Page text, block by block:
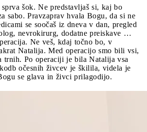
šok. Ne predstavljaš si, kaj bo
sabo. Pravzaprav hvala Bogu, da si ne
se soočaš iz dneva v dan, pregled
nevrokirurg, dodatne preiskave …
Ne veš, kdaj točno bo, v
Natalija. Med operacijo smo bili vsi,
trnih. Po operaciji je bila Natalija vsa
očesnih živcev je škilila, videla je
se glava in živci prilagodijo.